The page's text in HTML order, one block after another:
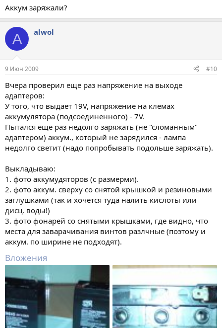
Аккум заряжали?
A alwol
9 Июн 2009 #10
Вчера проверил еще раз напряжение на выходе
адаптеров:
У того, что выдает 19V, напряжение на клемах
аккумулятора (подсоединенного) - 7V.
Пытался еще раз недолго заряжать (не "сломанным"
адаптером) аккум., который не зарядился - лампа
недолго светит (надо попробывать подольше заряжать).
Выкладываю:
1. фото аккумудяторов (с размерми).
2. фото аккум. сверху со снятой крышкой и резиновыми
заглушками (так и хочется туда налить кислоты или
дисц. воды!)
3. фото фонарей со снятыми крышками, где видно, что
места для заварачивания винтов разлчные (поэтому и
аккум. по ширине не подходят).
Вложения